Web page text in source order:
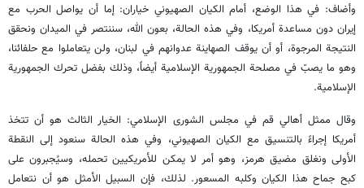
وأضاف: في هذا الوضع، أمام الكيان الصهيوني خياران: إما أن يواصل الحرب مع
إيران دون مساعدة أمريكا، وفي هذه الحالة، بعون الله، سننتصر في الميدان ونحقق
النتيجة المرجوة، أو أن يوقف الصهاينة عدوانهم في لبنان، ولن يتعاملوا مع حلفائنا،
وهو ما يصبّ في مصلحة الجمهورية الإسلامية أيضاً، وذلك بفضل تحرك الجمهورية
الإسلامية.
وقال ممثل أهالي قم في مجلس الشورى الإسلامي: الخيار الثالث هو أن تتخذ
أمريكا إجراءً بالتنسيق مع الكيان الصهيوني، وفي هذه الحالة سنعود إلى النقطة
الأولى ونغلق مضيق هرمز، وهو أمر لا يمكن للأمريكيين تحمله، وسيُجبرون على
كبح جماح هذا الكيان وكلبه المسعور. لذلك، فإن السبيل الأمثل هو أن نتعامل